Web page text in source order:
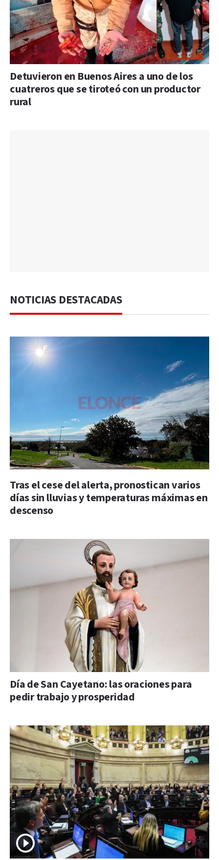
Detuvieron en Buenos Aires a uno de los
cuatreros que se tiroteó con un productor
rural
NOTICIAS DESTACADAS
Tras el cese del alerta, pronostican varios
días sin lluvias y temperaturas máximas en
descenso
Día de San Cayetano: las oraciones para
pedir trabajo y prosperidad